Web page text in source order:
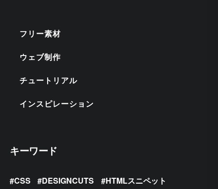
フリー素材
ウェブ制作
チュートリアル
インスピレーション
キーワード
CSS DESIGNCUTS
HTMLスニペット